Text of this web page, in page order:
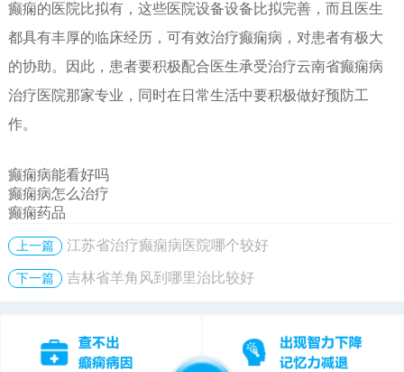
癫痫的医院比拟有，这些医院设备设备比拟完善，而且医生
都具有丰厚的临床经历，可有效治疗癫痫病，对患者有极大
的协助。因此，患者要积极配合医生承受治疗云南省癫痫病
治疗医院那家专业，同时在日常生活中要积极做好预防工
作。
癫痫病能看好吗
癫痫病怎么治疗
癫痫药品
上一篇 江苏省治疗癫痫病医院哪个较好
下一篇 吉林省羊角风到哪里治比较好